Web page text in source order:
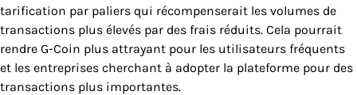
tarification par paliers qui récompenserait les volumes de
transactions plus élevés par des frais réduits. Cela pourrait
rendre G-Coin plus attrayant pour les utilisateurs fréquents
et les entreprises cherchant à adopter la plateforme pour des
transactions plus importantes.